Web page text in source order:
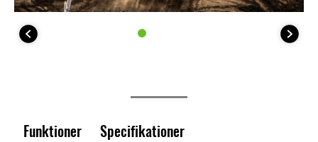
Funktioner Specifikationer